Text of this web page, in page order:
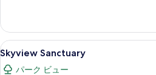
(Oceanfront)
の
す
べ
ッ
ク
ス
ジ
Skyview
Sanctuary
7
Skyview Sanctuary
パーク ビュー